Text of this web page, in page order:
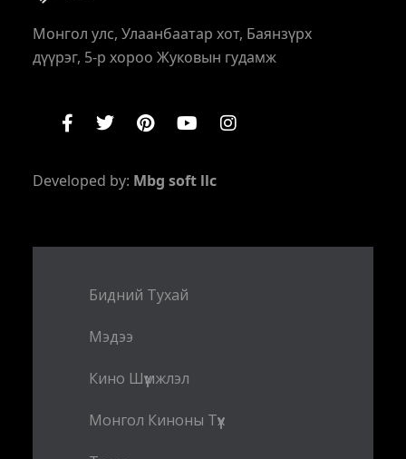
Монгол улс, Улаанбаатар хот, Баянзүрх
дүүрэг, 5-р хороо Жуковын гудамж
Developed by: Mbg soft llc
Бидний Тухай
Мэдээ
Кино Шүүмжлэл
Монгол Киноны Түүх